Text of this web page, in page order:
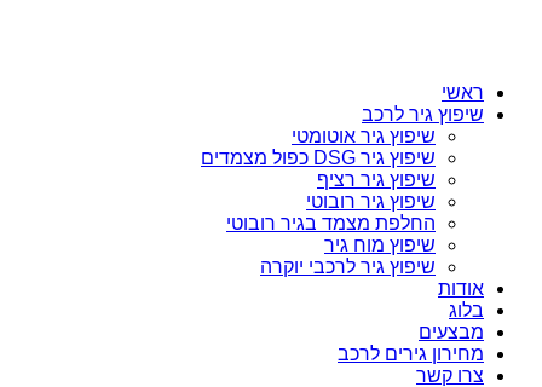
ראשי
שיפוץ גיר לרכב
שיפוץ גיר אוטומטי
שיפוץ גיר DSG כפול מצמדים
שיפוץ גיר רציף
שיפוץ גיר רובוטי
החלפת מצמד בגיר רובוטי
שיפוץ מוח גיר
שיפוץ גיר לרכבי יוקרה
אודות
בלוג
מבצעים
מחירון גירים לרכב
צרו קשר